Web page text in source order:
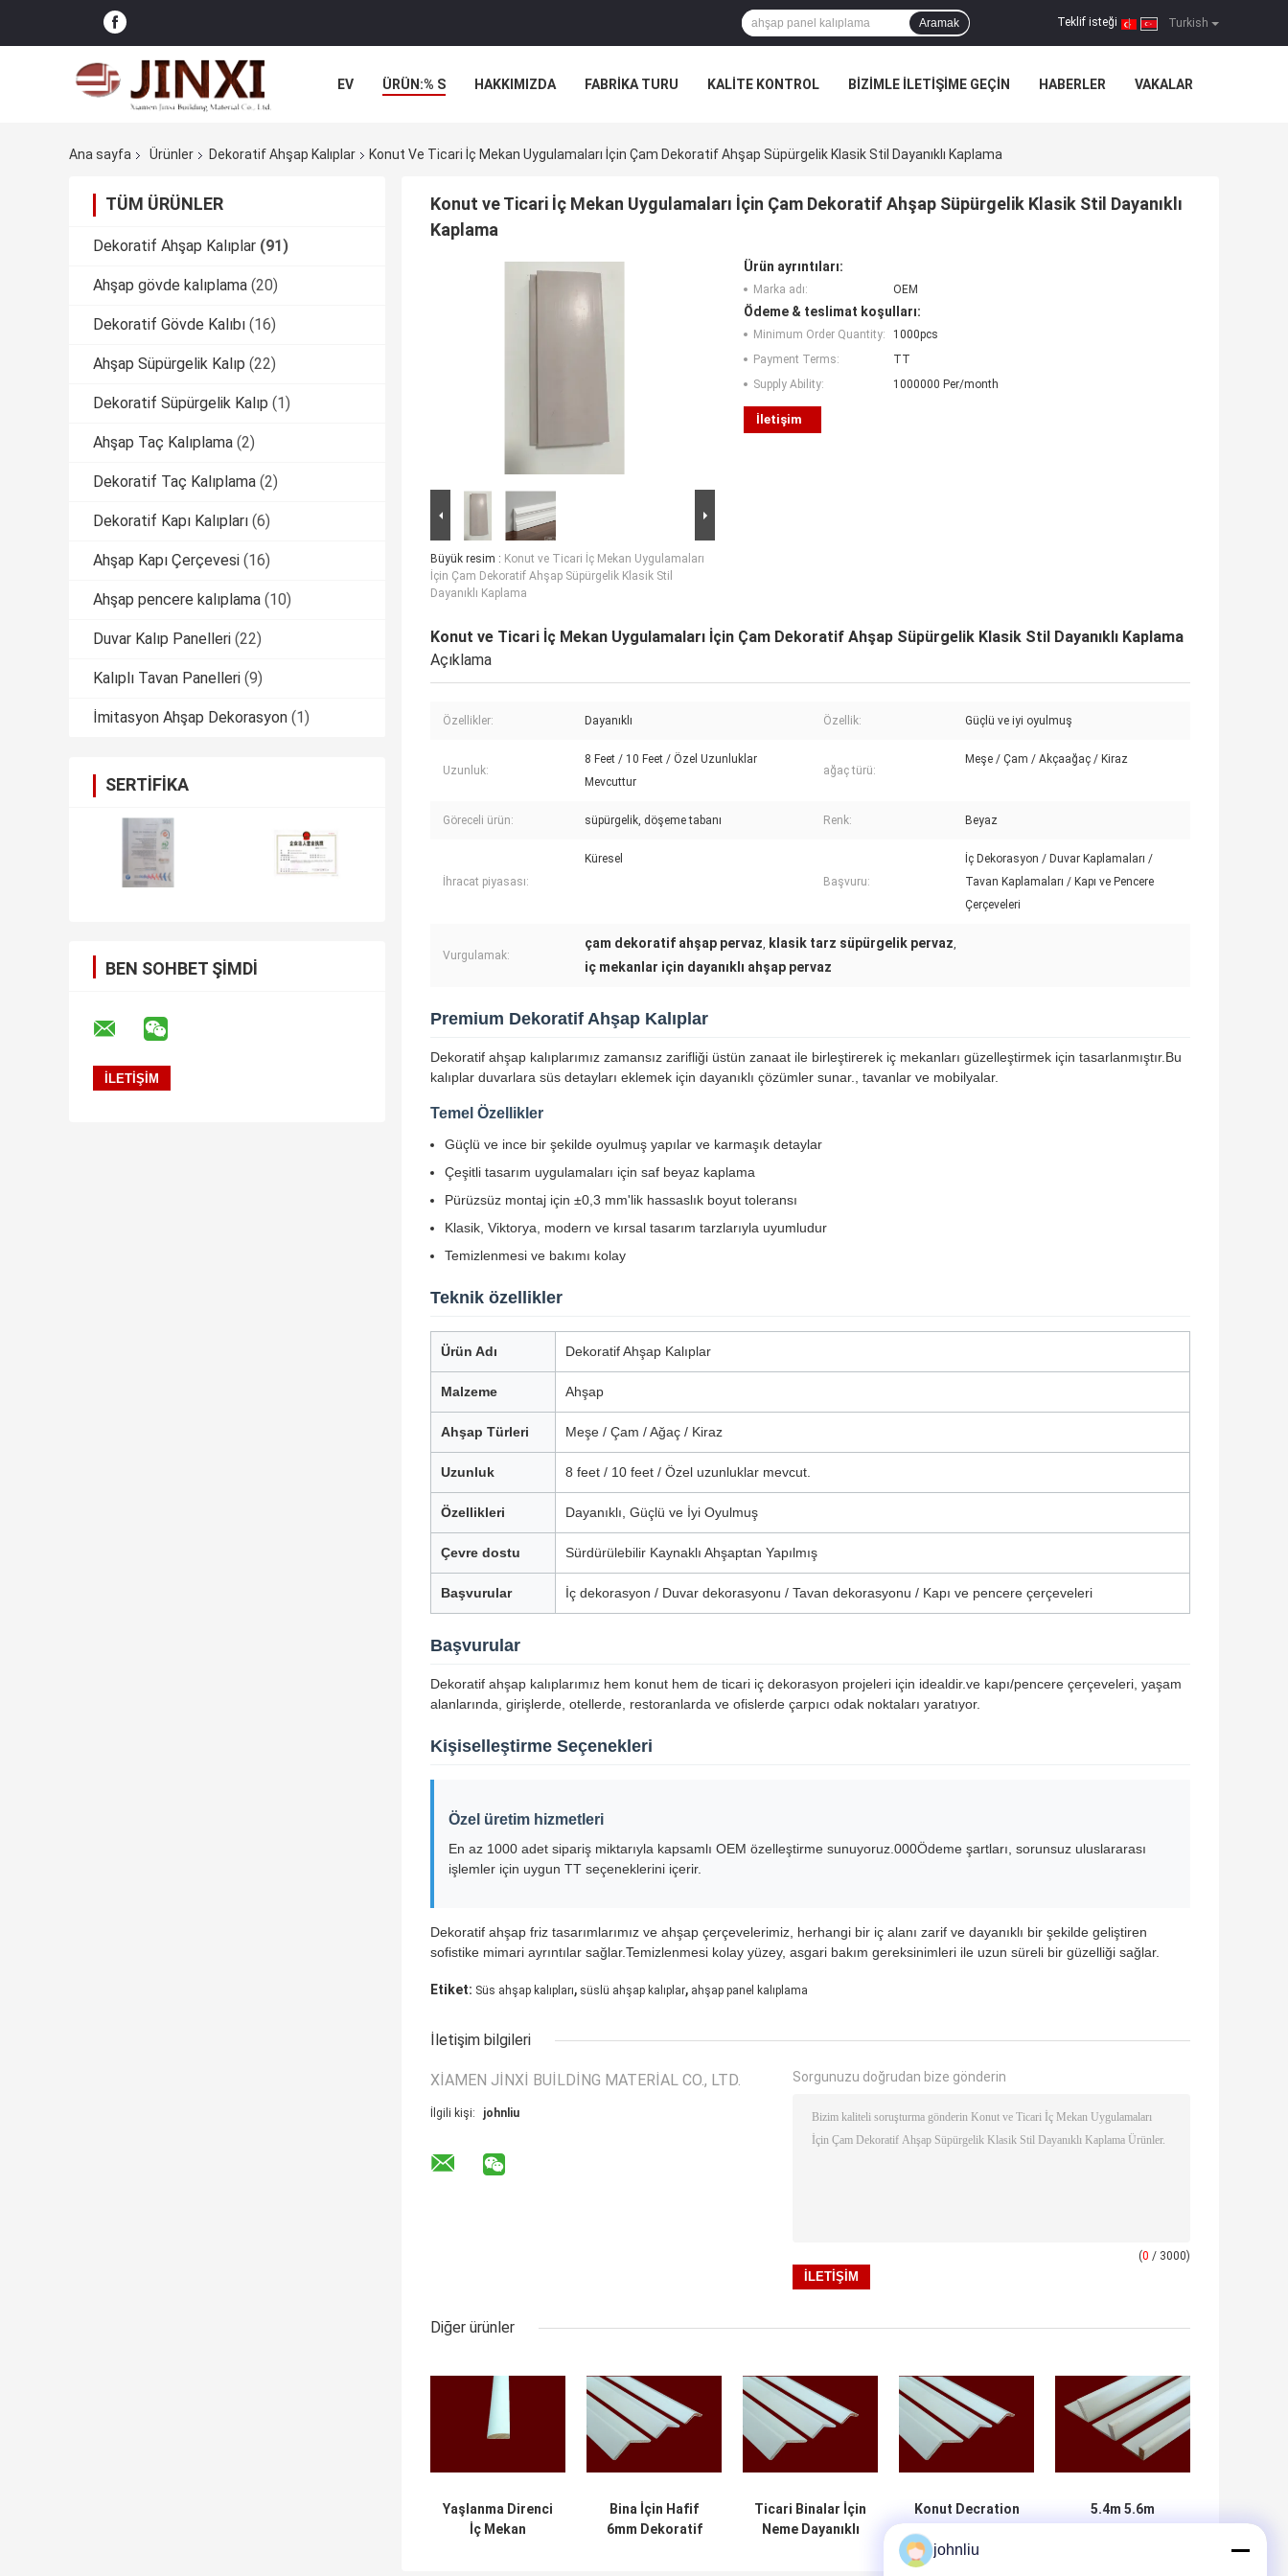
Turkish
Teklif isteği |
Aramak
EV ÜRÜN:% S HAKKIMIZDA FABRIKA TURU KALITE KONTROL BIZIMLE ILETIŞIME GEÇIN HABERLER VAKALAR
Ana sayfa Ürünler Dekoratif Ahşap Kalıplar Konut Ve Ticari İç Mekan Uygulamaları İçin Çam Dekoratif Ahşap Süpürgelik Klasik Stil Dayanıklı Kaplama
TÜM ÜRÜNLER
Dekoratif Ahşap Kalıplar (91)
Ahşap gövde kalıplama (20)
Dekoratif Gövde Kalıbı (16)
Ahşap Süpürgelik Kalıp (22)
Dekoratif Süpürgelik Kalıp (1)
Ahşap Taç Kalıplama (2)
Dekoratif Taç Kalıplama (2)
Dekoratif Kapı Kalıpları (6)
Ahşap Kapı Çerçevesi (16)
Ahşap pencere kalıplama (10)
Duvar Kalıp Panelleri (22)
Kalıplı Tavan Panelleri (9)
İmitasyon Ahşap Dekorasyon (1)
SERTIFIKA
BEN SOHBET ŞIMDI
Konut ve Ticari İç Mekan Uygulamaları İçin Çam Dekoratif Ahşap Süpürgelik Klasik Stil Dayanıklı
Kaplama
Büyük resim : Konut ve Ticari İç Mekan Uygulamaları
İçin Çam Dekoratif Ahşap Süpürgelik Klasik Stil
Dayanıklı Kaplama
Ürün ayrıntıları:
Marka adı: OEM
Ödeme & teslimat koşulları:
Minimum Order Quantity:
1000pcs
Payment Terms:
TT
Supply Ability:
1000000 Per/month
İletişim
Konut ve Ticari İç Mekan Uygulamaları İçin Çam Dekoratif Ahşap Süpürgelik Klasik Stil Dayanıklı Kaplama
Açıklama
Özellikler: Dayanıklı Özellik: Güçlü ve iyi oyulmuş
Uzunluk:
8 Feet / 10 Feet / Özel Uzunluklar
Mevcuttur
ağaç türü:
Meşe / Çam / Akçaağaç / Kiraz
Göreceli ürün: süpürgelik, döşeme tabanı Renk: Beyaz
İhracat piyasası:
Küresel
Başvuru:
İç Dekorasyon / Duvar Kaplamaları /
Tavan Kaplamaları / Kapı ve Pencere
Çerçeveleri
Vurgulamak:
çam dekoratif ahşap pervaz, klasik tarz süpürgelik pervaz,
iç mekanlar için dayanıklı ahşap pervaz
Premium Dekoratif Ahşap Kalıplar
Dekoratif ahşap kalıplarımız zamansız zarifliği üstün zanaat ile birleştirerek iç mekanları güzelleştirmek için tasarlanmıştır.Bu
kalıplar duvarlara süs detayları eklemek için dayanıklı çözümler sunar., tavanlar ve mobilyalar.
Temel Özellikler
Güçlü ve ince bir şekilde oyulmuş yapılar ve karmaşık detaylar
Çeşitli tasarım uygulamaları için saf beyaz kaplama
Pürüzsüz montaj için ±0,3 mm'lik hassaslık boyut toleransı
Klasik, Viktorya, modern ve kırsal tasarım tarzlarıyla uyumludur
Temizlenmesi ve bakımı kolay
Teknik özellikler
Ürün Adı Dekoratif Ahşap Kalıplar
Malzeme Ahşap
Ahşap Türleri Meşe / Çam / Ağaç / Kiraz
Uzunluk 8 feet / 10 feet / Özel uzunluklar mevcut.
Özellikleri Dayanıklı, Güçlü ve İyi Oyulmuş
Çevre dostu Sürdürülebilir Kaynaklı Ahşaptan Yapılmış
Başvurular İç dekorasyon / Duvar dekorasyonu / Tavan dekorasyonu / Kapı ve pencere çerçeveleri
Başvurular
Dekoratif ahşap kalıplarımız hem konut hem de ticari iç dekorasyon projeleri için idealdir.ve kapı/pencere çerçeveleri, yaşam
alanlarında, girişlerde, otellerde, restoranlarda ve ofislerde çarpıcı odak noktaları yaratıyor.
Kişiselleştirme Seçenekleri
Özel üretim hizmetleri
En az 1000 adet sipariş miktarıyla kapsamlı OEM özelleştirme sunuyoruz.000Ödeme şartları, sorunsuz uluslararası
işlemler için uygun TT seçeneklerini içerir.
Dekoratif ahşap friz tasarımlarımız ve ahşap çerçevelerimiz, herhangi bir iç alanı zarif ve dayanıklı bir şekilde geliştiren
sofistike mimari ayrıntılar sağlar.Temizlenmesi kolay yüzey, asgari bakım gereksinimleri ile uzun süreli bir güzelliği sağlar.
Etiket: Süs ahşap kalıpları, süslü ahşap kalıplar, ahşap panel kalıplama
İletişim bilgileri
XIAMEN JINXI BUILDING MATERIAL CO., LTD.
İlgili kişi: johnliu
Sorgunuzu doğrudan bize gönderin
(0 / 3000)
Diğer ürünler
Yaşlanma Direnci
İç Mekan
Bina İçin Hafif
6mm Dekoratif
Ticari Binalar İçin
Neme Dayanıklı
Konut Decration
Dayanıklı Ahşap
Mobilya Kalıpları
5.4m 5.6m
johnliu